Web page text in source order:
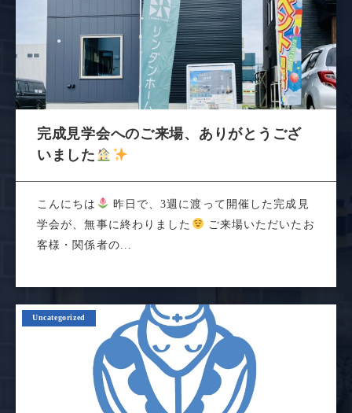
完成見学会へのご来場、ありがとうござ
いました
こんにちは
昨日で、3週に渡って開催した完成見
学会が、無事に終わりました
ご来場いただいたお
客様・関係者の...
Uncategorized